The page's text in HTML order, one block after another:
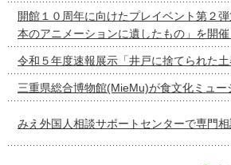
開館１０周年に向けたプレイベント第２
本のアニメーションに遺したもの」を開
令和５年度速報展示「井戸に捨てられた
三重県総合博物館(MieMu)が食文化ミュ
みえ外国人相談サポートセンターで専門